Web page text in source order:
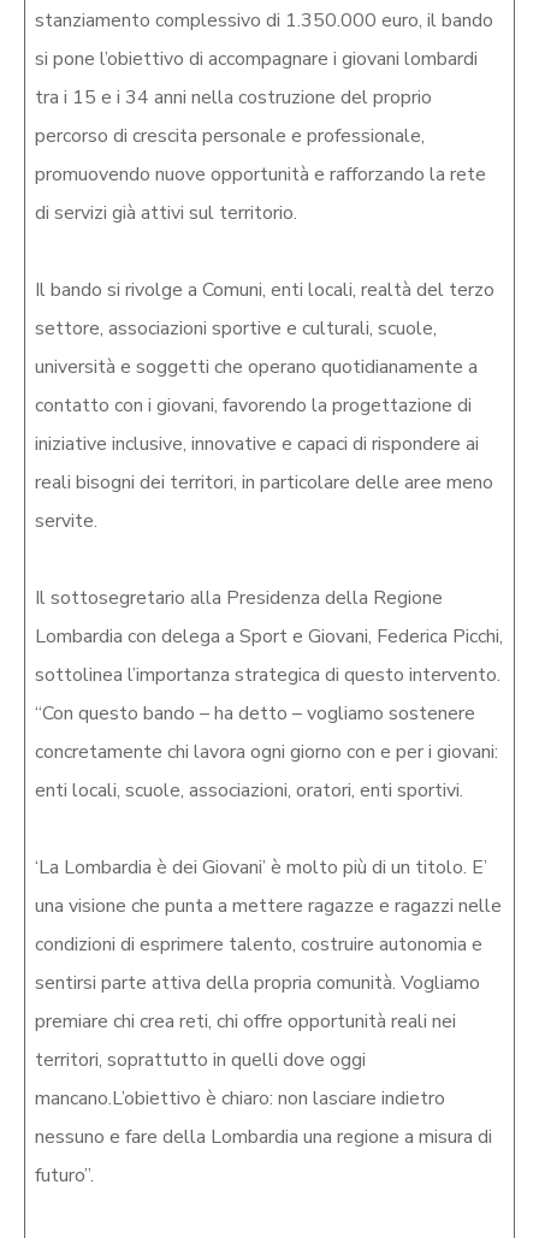
stanziamento complessivo di 1.350.000 euro, il bando
si pone l’obiettivo di accompagnare i giovani lombardi
tra i 15 e i 34 anni nella costruzione del proprio
percorso di crescita personale e professionale,
promuovendo nuove opportunità e rafforzando la rete
di servizi già attivi sul territorio.
Il bando si rivolge a Comuni, enti locali, realtà del terzo
settore, associazioni sportive e culturali, scuole,
università e soggetti che operano quotidianamente a
contatto con i giovani, favorendo la progettazione di
iniziative inclusive, innovative e capaci di rispondere ai
reali bisogni dei territori, in particolare delle aree meno
servite.
Il sottosegretario alla Presidenza della Regione
Lombardia con delega a Sport e Giovani, Federica Picchi,
sottolinea l’importanza strategica di questo intervento.
“Con questo bando – ha detto – vogliamo sostenere
concretamente chi lavora ogni giorno con e per i giovani:
enti locali, scuole, associazioni, oratori, enti sportivi.
‘La Lombardia è dei Giovani’ è molto più di un titolo. E’
una visione che punta a mettere ragazze e ragazzi nelle
condizioni di esprimere talento, costruire autonomia e
sentirsi parte attiva della propria comunità. Vogliamo
premiare chi crea reti, chi offre opportunità reali nei
territori, soprattutto in quelli dove oggi
mancano.L’obiettivo è chiaro: non lasciare indietro
nessuno e fare della Lombardia una regione a misura di
futuro”.